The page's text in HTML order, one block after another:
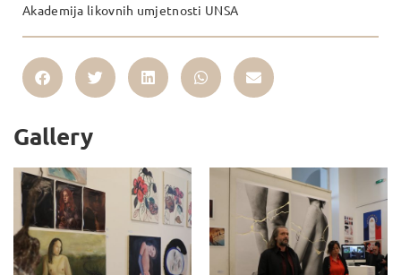
Akademija likovnih umjetnosti UNSA
Gallery